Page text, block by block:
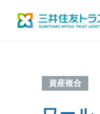
資産複合